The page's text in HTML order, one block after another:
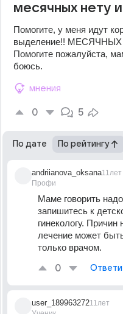
месячных нету
Помогите, у меня идут
выделение!!
Помогите пожалуйста,
боюсь.
мнения
0 5
По дате По рейтингу
andriianova_oksana
Профи
11лет
Маме говорить
запишитесь к
гинекологу. Причин
лечение может
только врачом.
0
user_18996327211лет